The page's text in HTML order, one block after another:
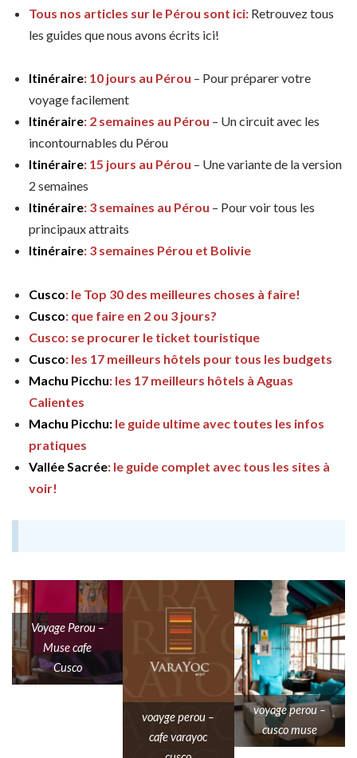
Tous nos articles sur le Pérou sont ici: Retrouvez tous
les guides que nous avons écrits ici!
Itinéraire: 10 jours au Pérou – Pour préparer votre
voyage facilement
Itinéraire: 2 semaines au Pérou – Un circuit avec les
incontournables du Pérou
Itinéraire: 15 jours au Pérou – Une variante de la version
2 semaines
Itinéraire: 3 semaines au Pérou – Pour voir tous les
principaux attraits
Itinéraire: 3 semaines Pérou et Bolivie
Cusco: le Top 30 des meilleures choses à faire!
Cusco: que faire en 2 ou 3 jours?
Cusco: se procurer le ticket touristique
Cusco: les 17 meilleurs hôtels pour tous les budgets
Machu Picchu: les 17 meilleurs hôtels à Aguas
Calientes
Machu Picchu: le guide ultime avec toutes les infos
pratiques
Vallée Sacrée: le guide complet avec tous les sites à
voir!
Voyage Perou –
Muse cafe
Cusco
voayge perou –
cafe varayoc
voyage perou –
cusco muse